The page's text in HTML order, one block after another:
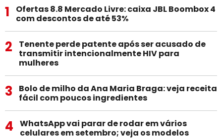
1
Ofertas 8.8 Mercado Livre: caixa JBL Boombox 4
com descontos de até 53%
2
Tenente perde patente após ser acusado de
transmitir intencionalmente HIV para
mulheres
3
Bolo de milho da Ana Maria Braga: veja receita
fácil com poucos ingredientes
4
WhatsApp vai parar de rodar em vários
celulares em setembro; veja os modelos